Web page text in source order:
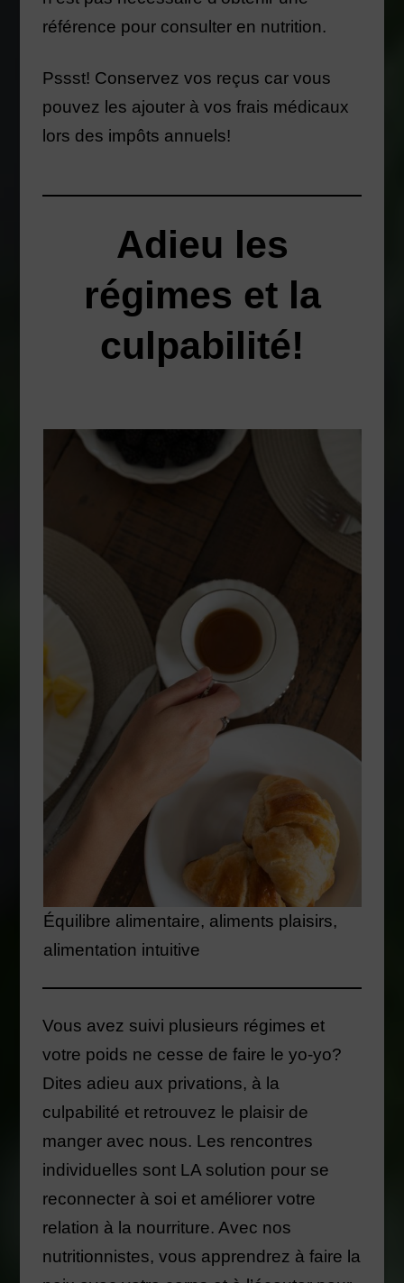
référence pour consulter en nutrition.
Pssst! Conservez vos reçus car vous
pouvez les ajouter à vos frais médicaux
lors des impôts annuels!
Adieu les
régimes et la
culpabilité!
Équilibre alimentaire, aliments plaisirs,
alimentation intuitive
Vous avez suivi plusieurs régimes et
votre poids ne cesse de faire le yo-yo?
Dites adieu aux privations, à la
culpabilité et retrouvez le plaisir de
manger avec nous. Les rencontres
individuelles sont LA solution pour se
reconnecter à soi et améliorer votre
relation à la nourriture. Avec nos
nutritionnistes, vous apprendrez à faire la